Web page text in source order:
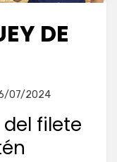
DE
07/2024
filete